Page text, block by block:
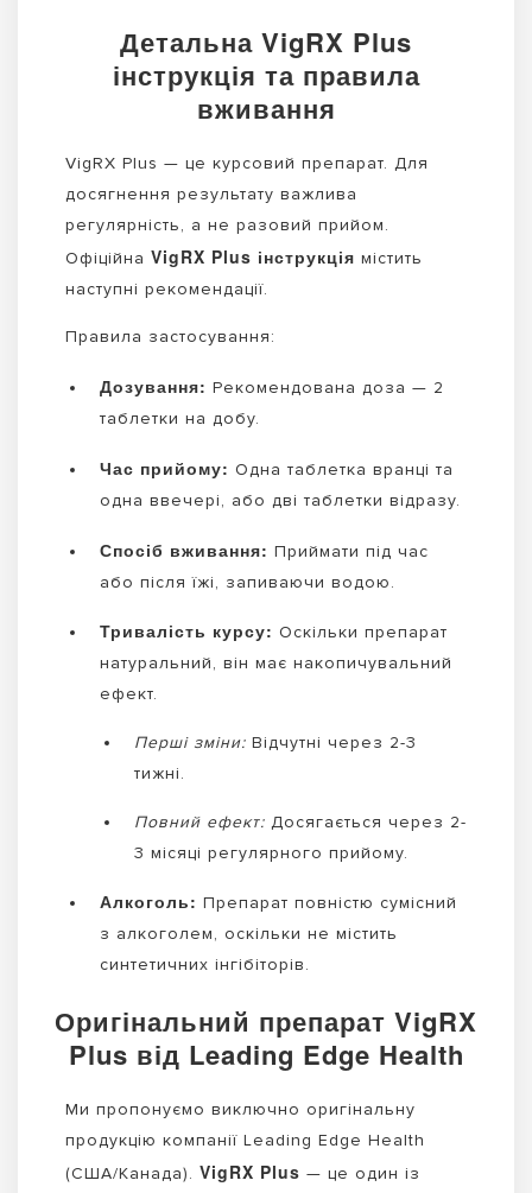
Детальна VigRX Plus
інструкція та правила
вживання
VigRX Plus — це курсовий препарат. Для
досягнення результату важлива
регулярність, а не разовий прийом.
Офіційна VigRX Plus інструкція містить
наступні рекомендації.
Правила застосування:
Дозування: Рекомендована доза — 2
таблетки на добу.
Час прийому: Одна таблетка вранці та
одна ввечері, або дві таблетки відразу.
Спосіб вживання: Приймати під час
або після їжі, запиваючи водою.
Тривалість курсу: Оскільки препарат
натуральний, він має накопичувальний
ефект.
Перші зміни: Відчутні через 2-3
тижні.
Повний ефект: Досягається через 2-
3 місяці регулярного прийому.
Алкоголь: Препарат повністю сумісний
з алкоголем, оскільки не містить
синтетичних інгібіторів.
Оригінальний препарат VigRX
Plus від Leading Edge Health
Ми пропонуємо виключно оригінальну
продукцію компанії Leading Edge Health
(США/Канада). VigRX Plus — це один із